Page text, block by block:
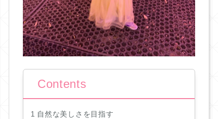
Contents
1 自然な美しさを目指す